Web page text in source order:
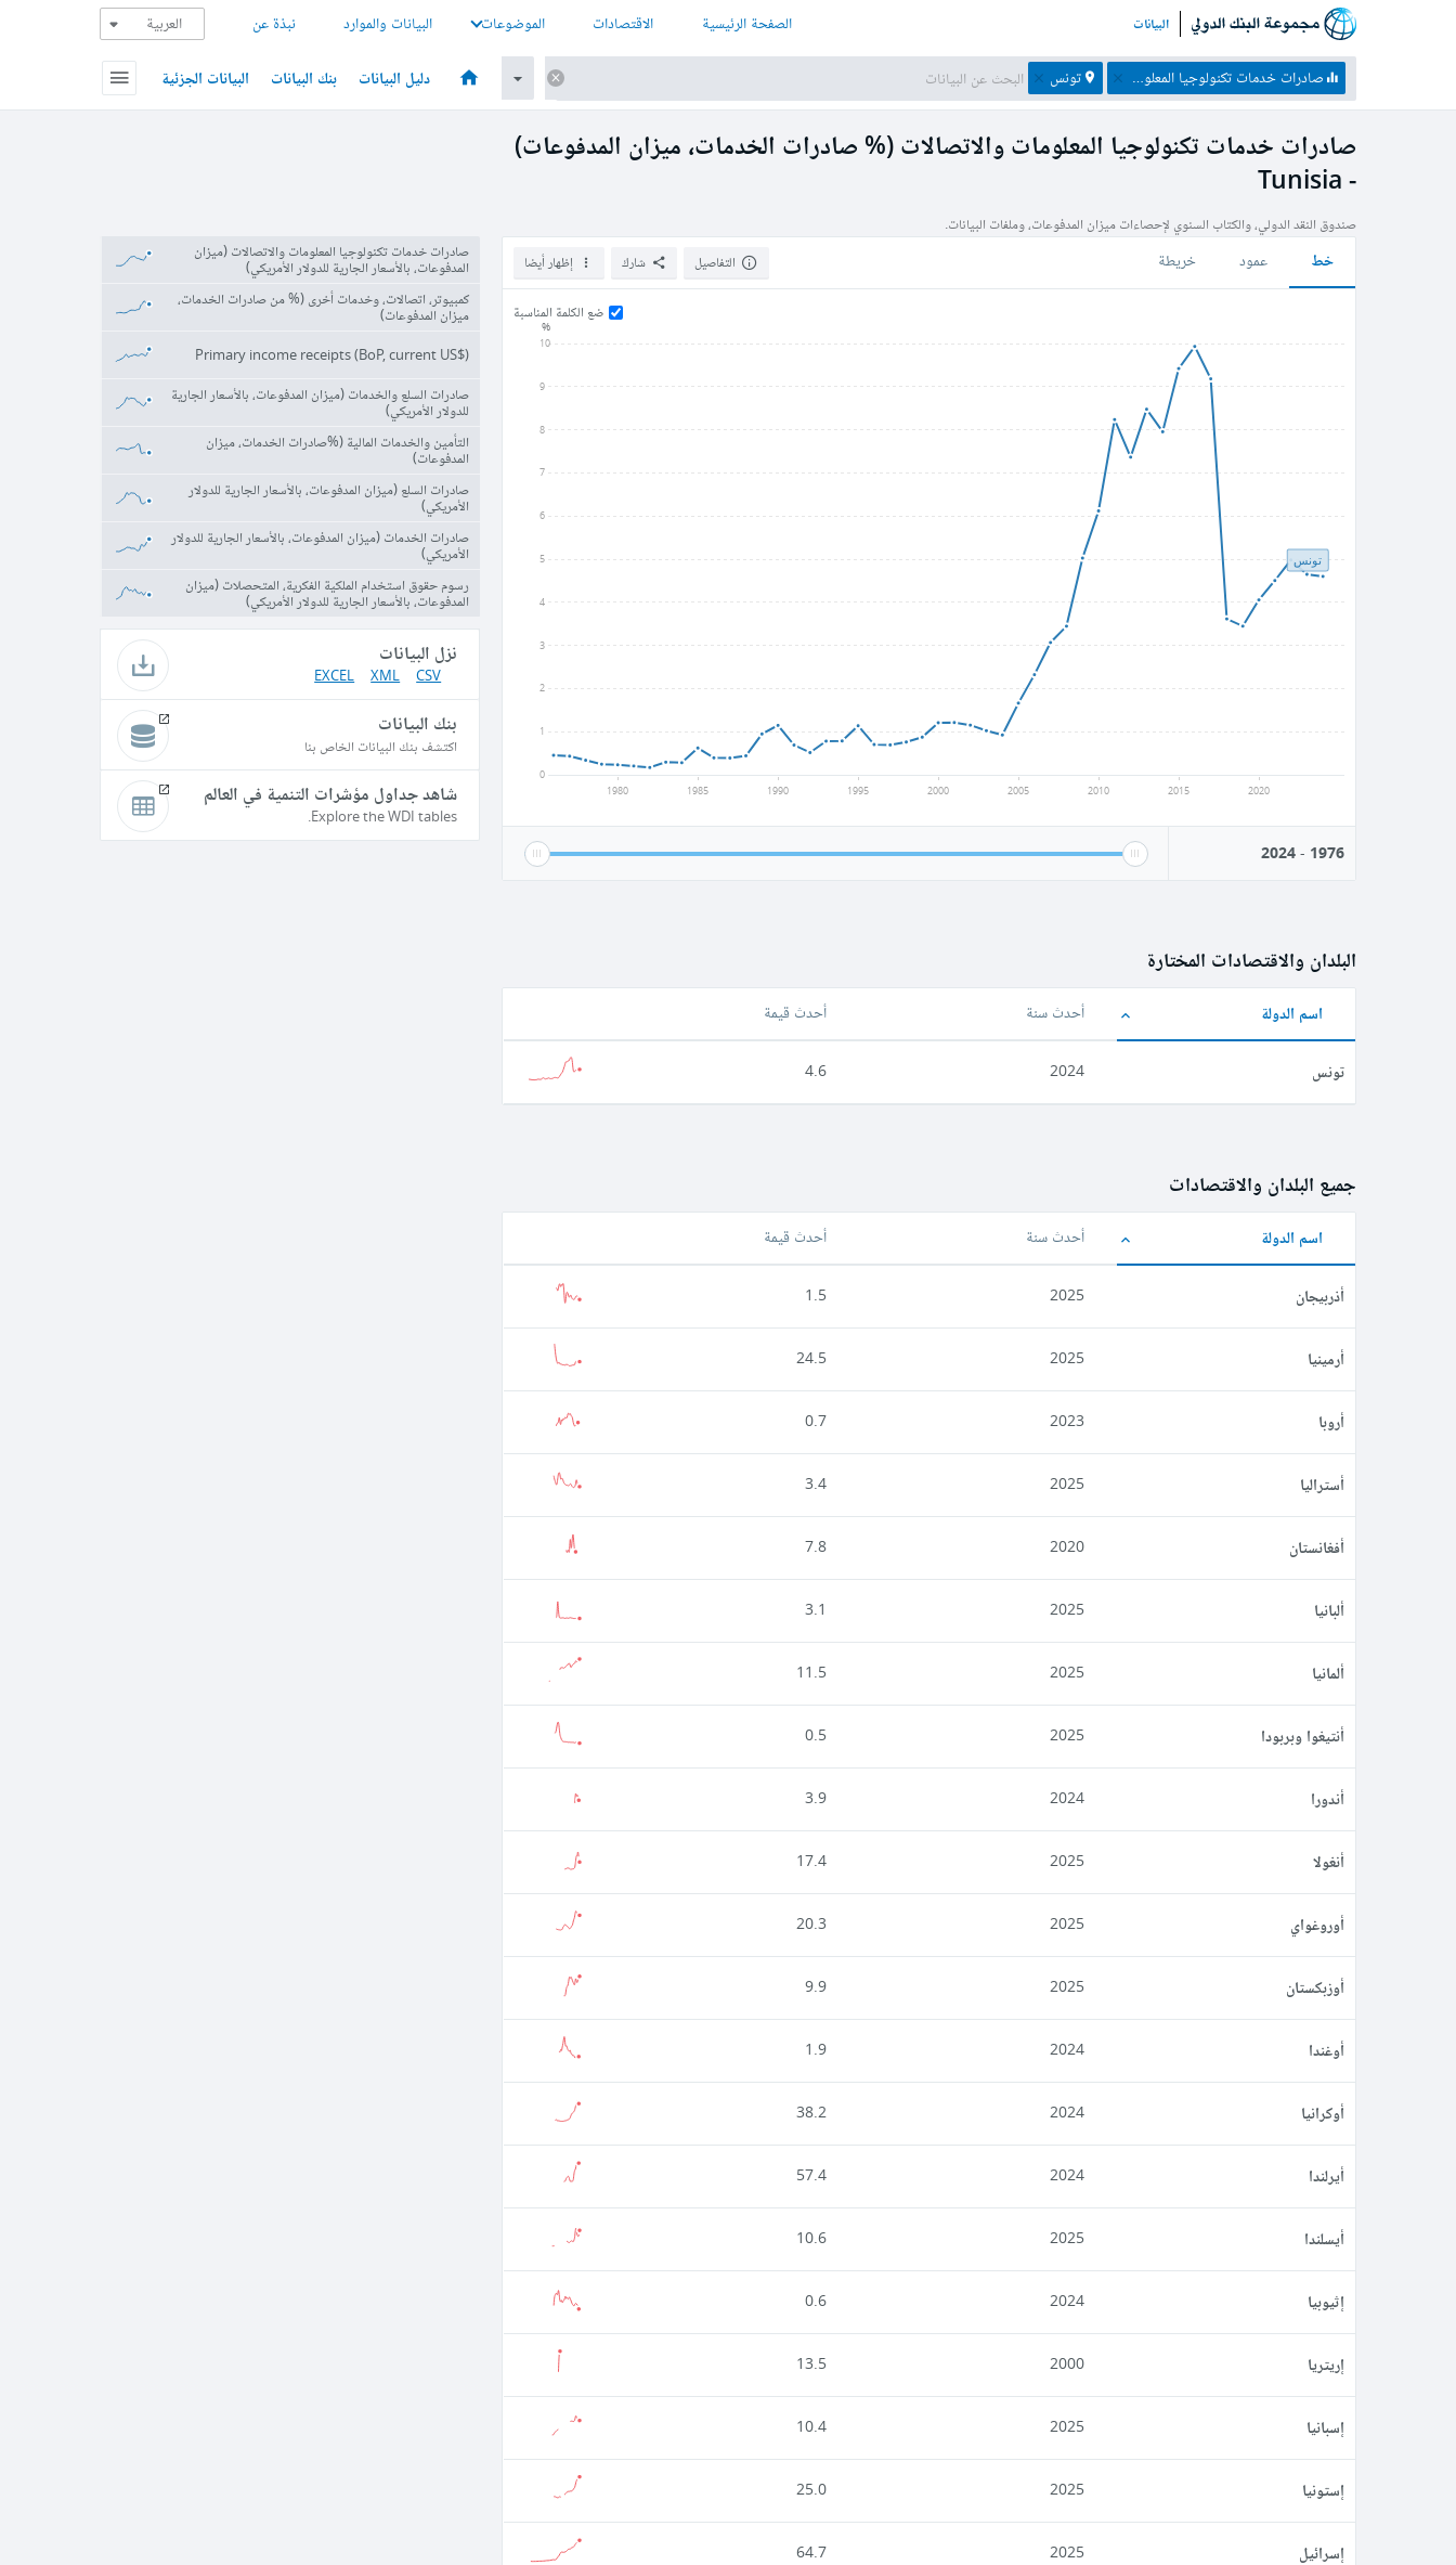
البيانات الصفحة الرئيسية الاقتصادات الموضوعات البيانات والموارد نبذة عن
صادرات خدمات تكنولوجيا المعلومات والاتصالات (% صادرات الخدمات، ميزان المدفوعات) تونس دليل البيانات بنك البيانات البيانات الجزئية
صادرات خدمات تكنولوجيا المعلومات والاتصالات (% صادرات الخدمات، ميزان المدفوعات)
- Tunisia
صندوق النقد الدولي، والكتاب السنوي لإحصاءات ميزان المدفوعات، وملفات البيانات.
خط عمود خريطة إظهار أيضا شارك التفاصيل
ضع الكلمة المناسبة
1980 1985 1990 1995 2000 2005 2010 2015 2020
%
0
1
2
3
4
5
6
7
8
9
10
تونس
1976
-
2024
صادرات خدمات تكنولوجيا المعلومات والاتصالات (ميزان
المدفوعات، بالأسعار الجارية للدولار الأمريكي)
كمبيوتر، اتصالات، وخدمات أخرى (% من صادرات الخدمات،
ميزان المدفوعات)
Primary income receipts (BoP, current US$)
صادرات السلع والخدمات (ميزان المدفوعات، بالأسعار الجارية
للدولار الأمريكي)
التأمين والخدمات المالية (%صادرات الخدمات، ميزان
المدفوعات)
صادرات السلع (ميزان المدفوعات، بالأسعار الجارية للدولار
الأمريكي)
صادرات الخدمات (ميزان المدفوعات، بالأسعار الجارية للدولار
الأمريكي)
رسوم حقوق استخدام الملكية الفكرية، المتحصلات (ميزان
المدفوعات، بالأسعار الجارية للدولار الأمريكي)
نزل البيانات
CSV
XML
EXCEL
بنك البيانات
اكتشف بنك البيانات الخاص بنا
شاهد جداول مؤشرات التنمية في العالم
Explore the WDI tables.
البلدان والاقتصادات المختارة
اسم الدولة أحدث سنة أحدث قيمة
تونس 2024
4.6
جميع البلدان والاقتصادات
اسم الدولة أحدث سنة أحدث قيمة
أذربيجان 2025
1.5
أرمينيا 2025
24.5
أروبا 2023
0.7
أستراليا 2025
3.4
أفغانستان 2020
7.8
ألبانيا 2025
3.1
ألمانيا 2025
11.5
أنتيغوا وبربودا 2025
0.5
أندورا 2024
3.9
أنغولا 2025
17.4
أوروغواي 2025
20.3
أوزبكستان 2025
9.9
أوغندا 2024
1.9
أوكرانيا 2024
38.2
أيرلندا 2024
57.4
أيسلندا 2025
10.6
إثيوبيا 2024
0.6
إريتريا 2000
13.5
إسبانيا 2025
10.4
إستونيا 2025
25.0
إسرائيل 2025
64.7